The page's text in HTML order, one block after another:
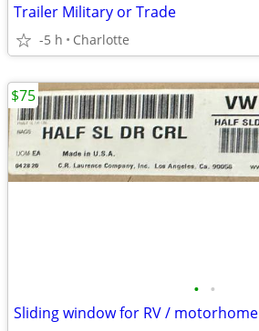
Trailer Military or Trade
-5 h Charlotte
• •
Sliding window for RV / motorhome
$75